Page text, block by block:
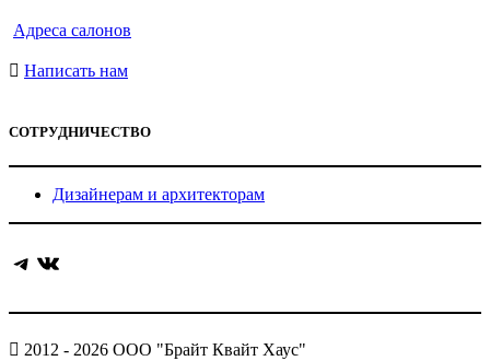
Адреса салонов
Написать нам
СОТРУДНИЧЕСТВО
Дизайнерам и архитекторам
Telegram ВКонтакте
2012 - 2026 ООО "Брайт Квайт Хаус"